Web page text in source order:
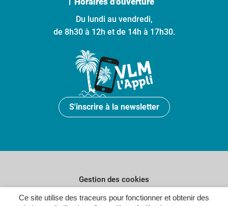
Ce site utilise des traceurs pour fonctionner et obtenir des
Du lundi au vendredi,
de 8h30 à 12h et de 14h à 17h30.
S'inscrire à la newsletter
Gestion des cookies
Plan du site